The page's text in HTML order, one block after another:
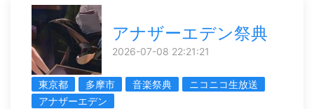
アナザーエデン祭典
2026-07-08 22:21:21
東京都 多摩市 音楽祭典
ニコニコ生放送
アナザーエデン